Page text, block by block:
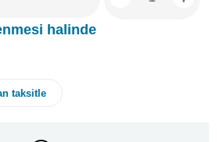
halinde
taksitle